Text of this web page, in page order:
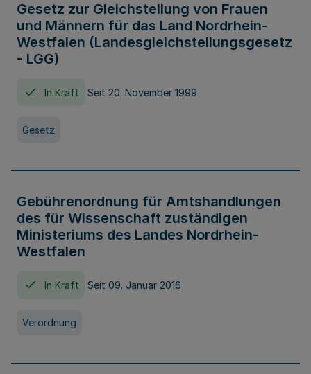
Gesetz zur Gleichstellung von Frauen
und Männern für das Land Nordrhein-
Westfalen (Landesgleichstellungsgesetz
- LGG)
In Kraft Seit 20. November 1999
Gesetz
Gebührenordnung für Amtshandlungen
des für Wissenschaft zuständigen
Ministeriums des Landes Nordrhein-
Westfalen
In Kraft Seit 09. Januar 2016
Verordnung